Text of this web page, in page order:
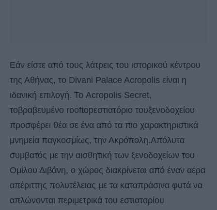
Εάν είστε από τους λάτρεις του ιστορικού κέντρου
της Αθήνας, το Divani Palace Acropolis είναι η
ιδανική επιλογή. Το Acropolis Secret,
τοβραβευμένο rooftopεστιατόριο τουξενοδοχείου
προσφέρει θέα σε ένα από τα πιο χαρακτηριστικά
μνημεία παγκοσμίως, την Ακρόπολη.Απόλυτα
συμβατός με την αισθητική των ξενοδοχείων του
Ομίλου Διβάνη, ο χώρος διακρίνεται από έναν αέρα
απέριττης πολυτέλειας με τα καταπράσινα φυτά να
απλώνονται περιμετρικά του εστιατορίου